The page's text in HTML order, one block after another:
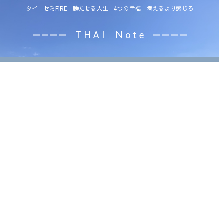
タイ｜セミFIRE｜勝たせる人生｜4つの幸福｜考えるより感じろ
＝＝＝＝ T H A I N o t e ＝＝＝＝